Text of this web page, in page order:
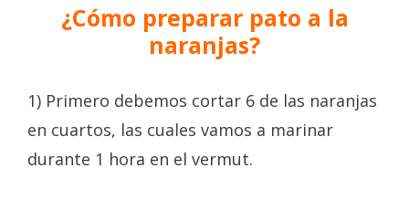
¿Cómo preparar pato a la
naranjas?
1) Primero debemos cortar 6 de las naranjas
en cuartos, las cuales vamos a marinar
durante 1 hora en el vermut.